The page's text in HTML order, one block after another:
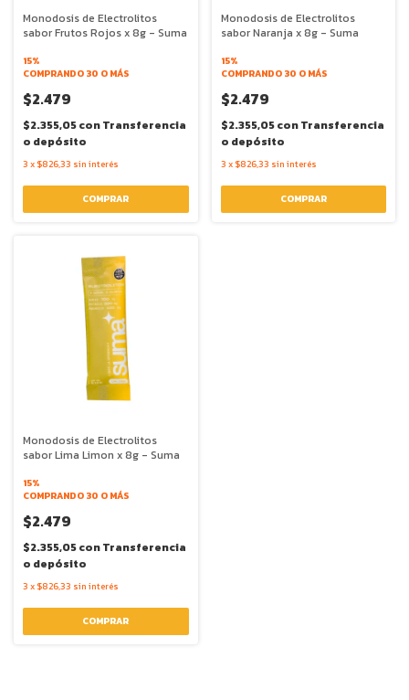
Monodosis de Electrolitos
sabor Frutos Rojos x 8g - Suma
15%
COMPRANDO 30 O MÁS
$2.479
$2.355,05conTransferencia
o depósito
3 x $826,33 sin interés
Monodosis de Electrolitos
sabor Naranja x 8g - Suma
15%
COMPRANDO 30 O MÁS
$2.479
$2.355,05conTransferencia
o depósito
3 x $826,33 sin interés
Monodosis de Electrolitos
sabor Lima Limon x 8g - Suma
15%
COMPRANDO 30 O MÁS
$2.479
$2.355,05conTransferencia
o depósito
3 x $826,33 sin interés